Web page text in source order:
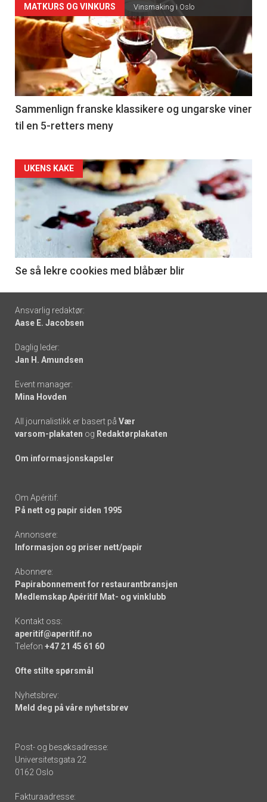
Forsiden
akkurat
nå
-
5
MATKURS OG VINKURS Vinsmaking i Oslo
Sammenlign franske klassikere og ungarske viner
til en 5-retters meny
Forsiden
akkurat
nå
6
UKENS KAKE
Se så lekre cookies med blåbær blir
Footer
-
links
Ansvarlig redaktør:
Aase E. Jacobsen
Daglig leder:
Jan H. Amundsen
Event manager:
Mina Hovden
All journalistikk er basert på Vær
varsom-plakaten og Redaktørplakaten
Om informasjonskapsler
Om Apéritif:
På nett og papir siden 1995
Annonsere:
Informasjon og priser nett/papir
Abonnere:
Papirabonnement for restaurantbransjen
Medlemskap Apéritif Mat- og vinklubb
Kontakt oss:
aperitif@aperitif.no
Telefon +47 21 45 61 60
Ofte stilte spørsmål
Nyhetsbrev:
Meld deg på våre nyhetsbrev
Post- og besøksadresse:
Universitetsgata 22
0162 Oslo
Fakturaadresse: